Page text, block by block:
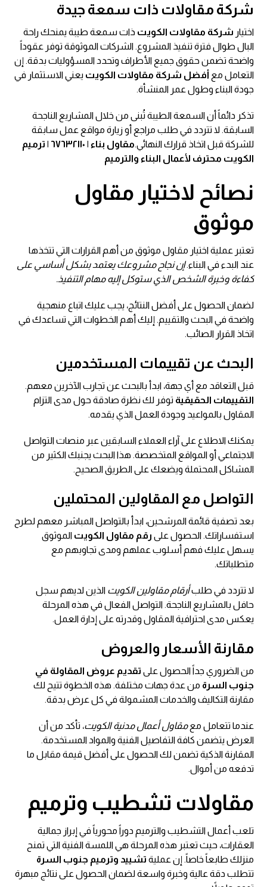
شركة مقاولات ذات سمعة جيدة
اختيار شركة مقاولات الكويت ذات سمعة طيبة يمنحك راحة
البال طوال فترة تنفيذ المشروع. الشركات الموثوقة توفر عقوداً
واضحة تضمن حقوق جميع الأطراف وتحدد المسؤوليات بدقة. إن
التعامل مع أفضل شركة مقاولات الكويت يعني الاستثمار في
جودة البناء وطول عمر المنشأة.
تذكر دائماً أن السمعة الطيبة تُبنى من خلال المشاريع الناجحة
السابقة. لا تتردد في طلب مراجع أو زيارة مواقع عمل سابقة
للشركة قبل اتخاذ قرارك النهائي.
مقاول بناء | ٦٧٦٣٢١١٠ | ترميم
الكويت محترف لأعمال البناء والترميم
نصائح لاختيار مقاول
موثوق
تعتبر عملية اختيار مقاول موثوق من أهم القرارات التي تتخذها
عند البدء في البناء.إن نجاح مشروعك يعتمد بشكل أساسي على
كفاءة وخبرة الشخص الذي ستوكل إليه مهام التنفيذ.
لضمان الحصول على أفضل النتائج، يجب عليك اتباع منهجية
واضحة في البحث والتقييم. إليك أهم الخطوات التي تساعدك في
اتخاذ القرار الصائب.
البحث عن تقييمات المستخدمين
قبل التعاقد مع أي جهة، ابدأ بالبحث عن تجارب الآخرين معهم.
التقييمات الحقيقية توفر لك نظرة صادقة حول مدى التزام
المقاول بالمواعيد وجودة العمل الذي يقدمه.
يمكنك الاطلاع على آراء العملاء السابقين عبر منصات التواصل
الاجتماعي أو المواقع المتخصصة. هذا البحث يجنبك الكثير من
المشاكل المحتملة ويضعك على الطريق الصحيح.
التواصل مع المقاولين المحتملين
بعد تصفية قائمة المرشحين، ابدأ بالتواصل المباشر معهم لطرح
استفساراتك. الحصول على رقم مقاول الكويت الموثوق
يسهل عليك فهم أسلوب عملهم ومدى تجاوبهم مع
متطلباتك.
لا تتردد في طلبأرقام مقاولين الكويت الذين لديهم سجل
حافل بالمشاريع الناجحة. التواصل الفعال في هذه المرحلة
يعكس مدى احترافية المقاول وقدرته على إدارة العمل.
مقارنة الأسعار والعروض
من الضروري جداً الحصول على تقديم عروض المقاولة في
جنوب السرة من عدة جهات مختلفة. هذه الخطوة تتيح لك
مقارنة التكاليف والخدمات المشمولة في كل عرض بدقة.
عندما تتعامل معمقاول أعمال مدنية الكويت، تأكد من أن
العرض يتضمن كافة التفاصيل الفنية والمواد المستخدمة.
المقارنة الذكية تضمن لك الحصول على أفضل قيمة مقابل ما
تدفعه من أموال.
مقاولات تشطيب وترميم
تلعب أعمال التشطيب والترميم دوراً محورياً في إبراز جمالية
العقارات، حيث تعتبر هذه المرحلة هي اللمسة الفنية التي تمنح
منزلك طابعاً خاصاً. إن عملية تشييد وترميم جنوب السرة
تتطلب دقة عالية وخبرة واسعة لضمان الحصول على نتائج مبهرة